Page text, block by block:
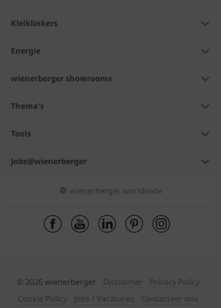
Kleiklinkers
Energie
wienerberger showrooms
Thema's
Tools
Jobs@wienerberger
wienerberger worldwide
© 2026 wienerberger Disclaimer
Privacy Policy
Cookie Policy
Jobs / Vacatures Contacteer ons